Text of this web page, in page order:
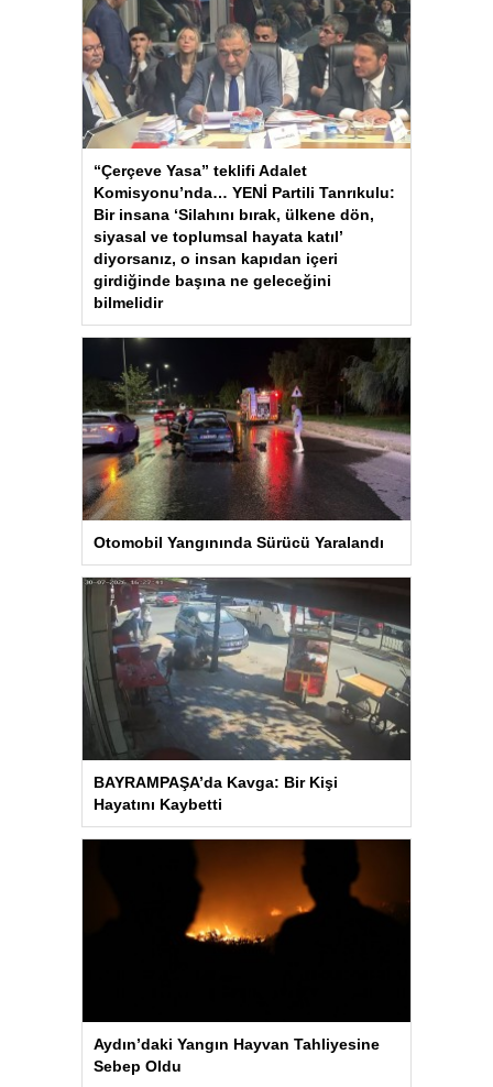
“Çerçeve Yasa” teklifi Adalet
Komisyonu’nda… YENİ Partili Tanrıkulu:
Bir insana ‘Silahını bırak, ülkene dön,
siyasal ve toplumsal hayata katıl’
diyorsanız, o insan kapıdan içeri
girdiğinde başına ne geleceğini
bilmelidir
Otomobil Yangınında Sürücü Yaralandı
BAYRAMPAŞA’da Kavga: Bir Kişi
Hayatını Kaybetti
Aydın’daki Yangın Hayvan Tahliyesine
Sebep Oldu